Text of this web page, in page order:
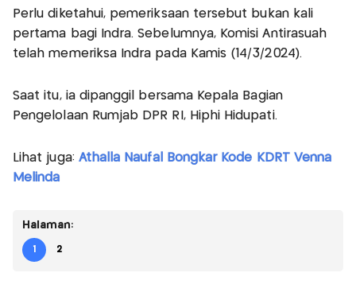
Perlu diketahui, pemeriksaan tersebut bukan kali
pertama bagi Indra. Sebelumnya, Komisi Antirasuah
telah memeriksa Indra pada Kamis (14/3/2024).
Saat itu, ia dipanggil bersama Kepala Bagian
Pengelolaan Rumjab DPR RI, Hiphi Hidupati.
Lihat juga: Athalla Naufal Bongkar Kode KDRT Venna
Melinda
Halaman:
1 2